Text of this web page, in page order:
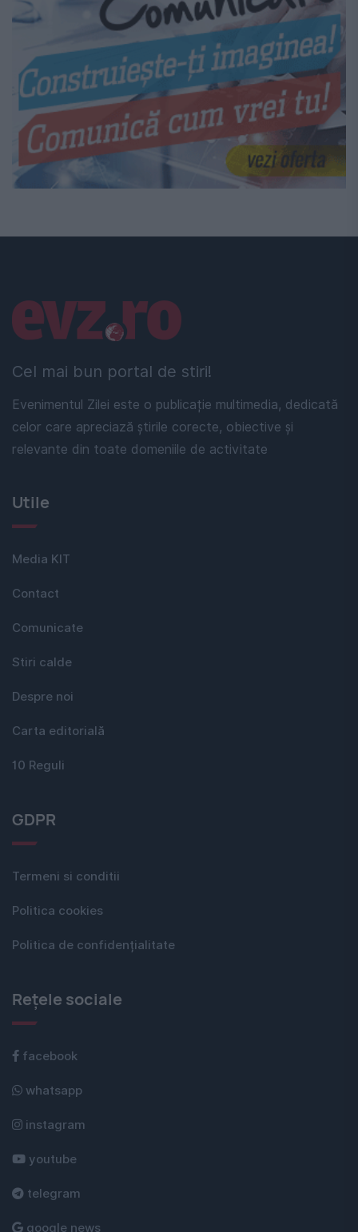
Cel mai bun portal de stiri!
Evenimentul Zilei este o publicație multimedia, dedicată
celor care apreciază știrile corecte, obiective și
relevante din toate domeniile de activitate
Linkuri utile
Utile
Media KIT
Contact
Comunicate
Stiri calde
Despre noi
Carta editorială
10 Reguli
GDPR
Termeni si conditii
Politica cookies
Politica de confidențialitate
Rețele sociale
facebook
whatsapp
instagram
youtube
telegram
google news